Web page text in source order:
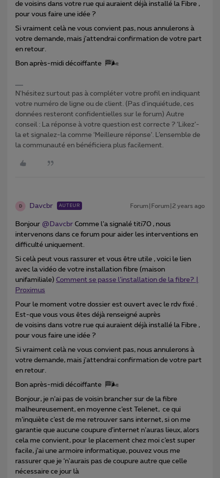
de voisins dans votre rue qui auraient déjà installé la Fibre ,
pour vous faire une idée ?
Si vraiment celà ne vous convient pas, nous annulerons à
votre demande, mais j’attendrai confirmation de votre part
en retour.
Bon après-midi décoiffante 🏁🌬
N'hésitez surtout pas à compléter votre profil en indiquant
votre numéro de ligne ou de client. (Pas d'inquiétude, ces
données resteront confidentielles sur le forum) Autre
conseil : La réponse à votre question est correcte ? ‘Likez’-
la et signalez-la comme ‘Meilleure réponse’. L’ensemble de
la communauté en bénéficiera plus facilement.
D Davcbr AUTEUR Forum|Forum|2 years ago
Bonjour @Davcbr Comme l’a signalé titi70 , nous
intervenons dans ce forum pour aider les interventions en
difficulté uniquement.
Si celà peut vous rassurer et vous être utile , voici le lien
avec la vidéo de votre installation fibre (maison
unifamiliale) Comment se passe l’installation de la fibre? |
Proximus
Pour le moment votre dossier est ouvert avec le rdv fixé .
Est-que vous vous êtes déjà renseigné auprès
de voisins dans votre rue qui auraient déjà installé la Fibre ,
pour vous faire une idée ?
Si vraiment celà ne vous convient pas, nous annulerons à
votre demande, mais j’attendrai confirmation de votre part
en retour.
Bon après-midi décoiffante 🏁🌬
Bonjour, je n’ai pas de voisin brancher sur de la fibre
malheureusement, en moyenne c’est Telenet, ce qui
m’inquiète c’est de me retrouver sans internet, si on me
garantie que aucune coupure d’internet n’auras lieux, alors
cela me convient, pour le placement chez moi c’est super
facile, j’ai une armoire informatique, pouvez vous me
rassurer que je ‘n'aurais pas de coupure autre que celle
nécessaire ce jour là